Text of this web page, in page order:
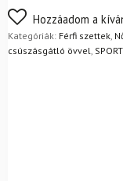
Nem biztos a
egyszerűen
Mik a visszaküldés
Hozzáadom a
Kategóriák: Férfi szettek,
csúszásgátló övvel,